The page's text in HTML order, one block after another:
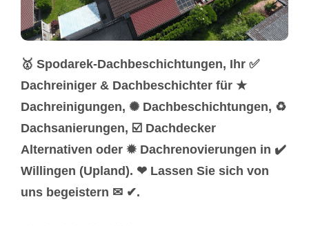
🥇 Spodarek-Dachbeschichtungen, Ihr ✅
Dachreiniger & Dachbeschichter für ★
Dachreinigungen, ✺ Dachbeschichtungen, ♻
Dachsanierungen, ☑️ Dachdecker
Alternativen oder ✹ Dachrenovierungen in ✔️
Willingen (Upland). ❤ Lassen Sie sich von
uns begeistern ✉ ✔.